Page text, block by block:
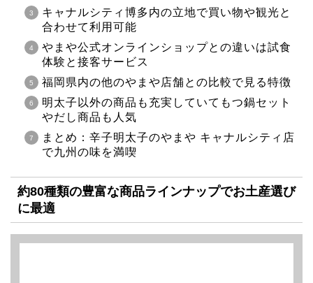
キャナルシティ博多内の立地で買い物や観光と
合わせて利用可能
やまや公式オンラインショップとの違いは試食
体験と接客サービス
福岡県内の他のやまや店舗との比較で見る特徴
明太子以外の商品も充実していてもつ鍋セット
やだし商品も人気
まとめ：辛子明太子のやまや キャナルシティ店
で九州の味を満喫
約80種類の豊富な商品ラインナップでお土産選び
に最適